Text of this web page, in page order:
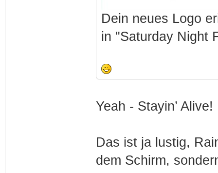
Dein neues Logo
in "Saturday Night
Yeah - Stayin’ Alive!
Das ist ja lustig,
dem Schirm,